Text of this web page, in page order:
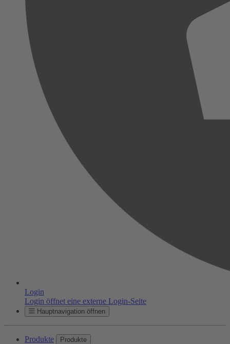
Login
Login öffnet eine externe Login-Seite
Hauptnavigation öffnen
Produkte Produkte